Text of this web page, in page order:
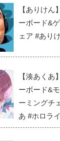
【ありけん
ーボード&
ェア #あり
【湊あくあ
ーボード&
ーミングチ
あ #ホロラ